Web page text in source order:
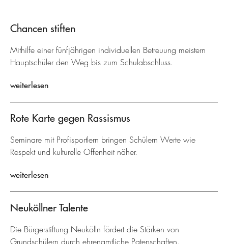
Chancen stiften
Mithilfe einer fünfjährigen individuellen Betreuung meistern
Hauptschüler den Weg bis zum Schulabschluss.
weiterlesen
Rote Karte gegen Rassismus
Seminare mit Profisportlern bringen Schülern Werte wie
Respekt und kulturelle Offenheit näher.
weiterlesen
Neuköllner Talente
Die Bürgerstiftung Neukölln fördert die Stärken von
Grundschülern durch ehrenamtliche Patenschaften.